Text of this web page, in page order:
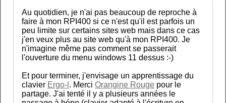
Au quotidien, je n'ai pas beaucoup de reproche à
faire à mon RPI400 si ce n'est qu'il est parfois un
peu limite sur certains sites web mais dans ce cas
j'en veux plus au site web qu'à mon RPI400. Je
n'imagine même pas comment se passerait
l'ouverture du menu windows 11 dessus :-)
Et pour terminer, j'envisage un apprentissage du
clavier Ergo-l . Merci Orangine Rouge pour le
partage. J'ai tenté il y a plusieurs années le